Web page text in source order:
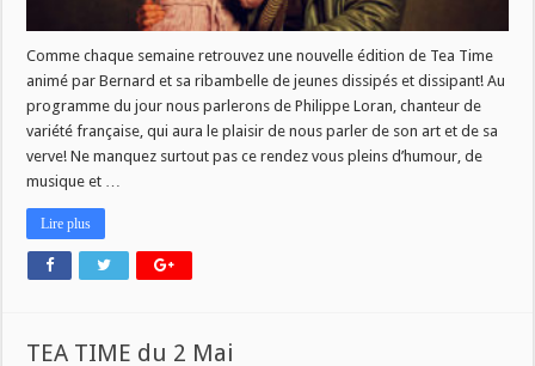
Comme chaque semaine retrouvez une nouvelle édition de Tea Time
animé par Bernard et sa ribambelle de jeunes dissipés et dissipant! Au
programme du jour nous parlerons de Philippe Loran, chanteur de
variété française, qui aura le plaisir de nous parler de son art et de sa
verve! Ne manquez surtout pas ce rendez vous pleins d’humour, de
musique et …
Lire plus
TEA TIME du 2 Mai